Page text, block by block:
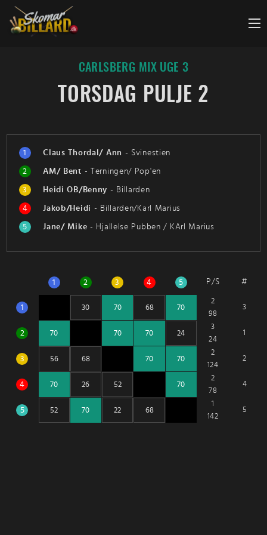
Fortsæt
indhold
CARLSBERG MIX UGE 3
TORSDAG PULJE 2
1 Claus Thordal/ Ann - Svinestien
2
AM/ Bent - Terningen/ Pop'en
3
Heidi OB/Benny - Billarden
4
Jakob/Heidi - Billarden/Karl Marius
5
Jane/ Mike - Hjallelse Pubben / KArl Marius
1 2 3 4 5 P/S #
1
2
98
3
2
3
24
1
3
2
124
2
4
2
78
4
5
1
142
5